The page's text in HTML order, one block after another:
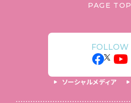
PAGE TOP
FOLLOW
ソーシャルメディア